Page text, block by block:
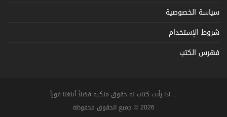
سياسة الخصوصية
شروط الإستخدام
فهرس الكتب
... اذا رأيت كتاب له حقوق ملكية فضلاً أبلغنا فوراً
2026 © جميع الحقوق محفوظة